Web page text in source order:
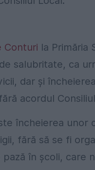
Conturi la Primăria
salubritate, ca
dar și
acordul
încheierea unor
fără să se fi
în școli, care